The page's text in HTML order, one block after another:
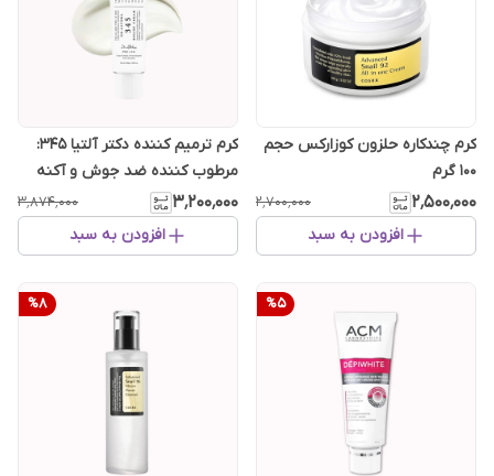
کرم چندکاره حلزون کوزارکس حجم
100 گرم
۲٬۵۰۰٬۰۰۰ ۲٬۷۰۰٬۰۰۰
افزودن به سبد
کرم ترمیم کننده دکتر آلتیا ۳۴۵:
مرطوب کننده ضد جوش و آکنه
۳٬۲۰۰٬۰۰۰ ۳٬۸۷۴٬۰۰۰
افزودن به سبد
%5
%8